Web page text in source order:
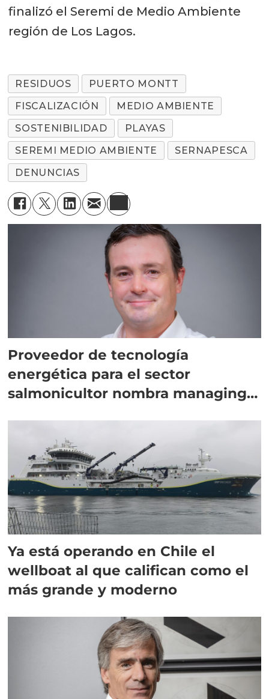
finalizó el Seremi de Medio Ambiente
región de Los Lagos.
RESIDUOS
PUERTO MONTT
FISCALIZACIÓN
MEDIO AMBIENTE
SOSTENIBILIDAD
PLAYAS
SEREMI MEDIO AMBIENTE
SERNAPESCA
DENUNCIAS
Proveedor de tecnología
energética para el sector
salmonicultor nombra managing
Ya está operando en Chile el
wellboat al que califican como el
más grande y moderno